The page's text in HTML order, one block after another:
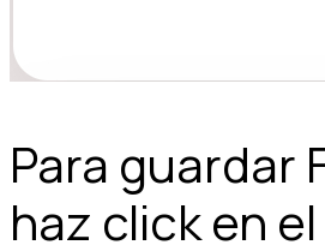
Para guardar
haz click en